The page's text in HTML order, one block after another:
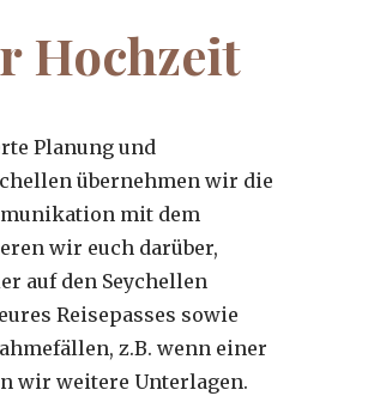
Hochzeit
Planung und
übernehmen wir die
mit dem
wir euch darüber,
auf den Seychellen
Reisepasses sowie
z.B. wenn einer
wir weitere Unterlagen.